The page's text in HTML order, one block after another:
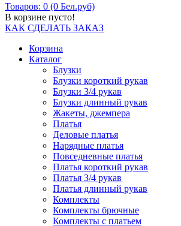
Товаров: 0 (0 Бел.руб)
В корзине пусто!
КАК СДЕЛАТЬ ЗАКАЗ
Корзина
Каталог
Блузки
Блузки короткий рукав
Блузки 3/4 рукав
Блузки длинный рукав
Жакеты, джемпера
Платья
Деловые платья
Нарядные платья
Повседневные платья
Платья короткий рукав
Платья 3/4 рукав
Платья длинный рукав
Комплекты
Комплекты брючные
Комплекты с платьем